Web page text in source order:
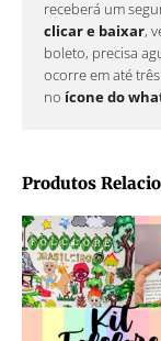
Produtos
receberá um
clicar e baixar,
boleto, precisa
ocorre em até
no ícone do